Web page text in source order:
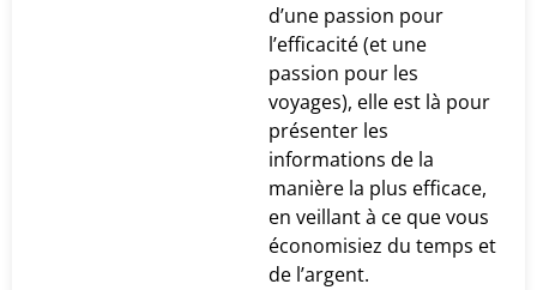
d’une passion pour
l’efficacité (et une
passion pour les
voyages), elle est là pour
présenter les
informations de la
manière la plus efficace,
en veillant à ce que vous
économisiez du temps et
de l’argent.